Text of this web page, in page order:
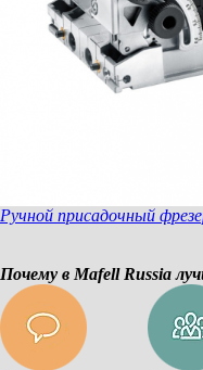
Ручной присадочный
Почему в Mafell Russia